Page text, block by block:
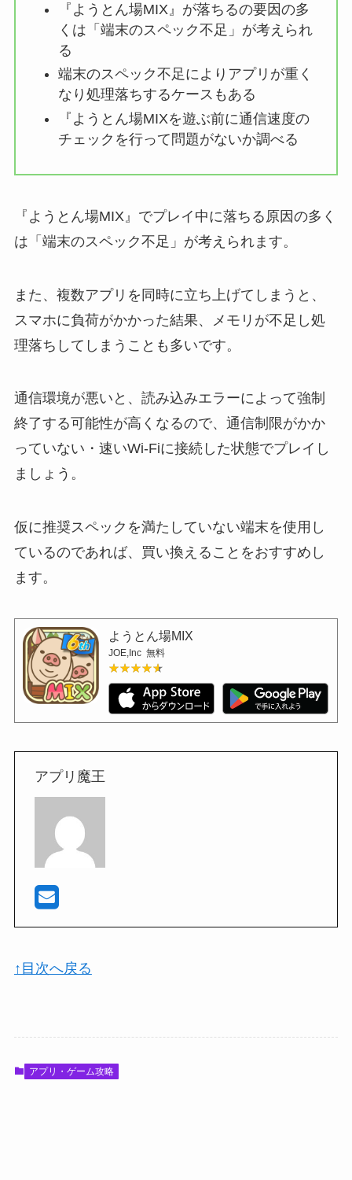
『ようとん場MIX』が落ちるの要因の多
くは「端末のスペック不足」が考えられ
る
端末のスペック不足によりアプリが重く
なり処理落ちするケースもある
『ようとん場MIXを遊ぶ前に通信速度の
チェックを行って問題がないか調べる
『ようとん場MIX』でプレイ中に落ちる原因の多く
は「端末のスペック不足」が考えられます。
また、複数アプリを同時に立ち上げてしまうと、
スマホに負荷がかかった結果、メモリが不足し処
理落ちしてしまうことも多いです。
通信環境が悪いと、読み込みエラーによって強制
終了する可能性が高くなるので、通信制限がかか
っていない・速いWi-Fiに接続した状態でプレイし
ましょう。
仮に推奨スペックを満たしていない端末を使用し
ているのであれば、買い換えることをおすすめし
ます。
ようとん場MIX
JOE,Inc 無料
★★★★★
★★★★★
アプリ魔王
↑目次へ戻る
アプリ・ゲーム攻略